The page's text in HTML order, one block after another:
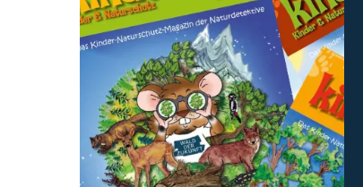
Inhalt